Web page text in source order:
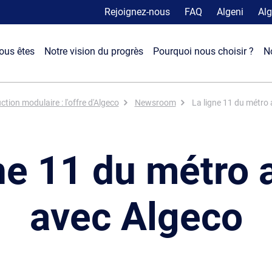
Rejoignez-nous FAQ Algeni
êtes Notre vision du progrès Pourquoi nous choisir ?
modulaire : l'offre d'Algeco Newsroom La ligne 11 du métro
11 du métro
avec Algeco